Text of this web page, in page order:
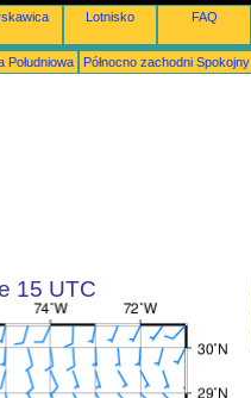
Lotnisko FAQ
Południowa Północno zachodni Spokojny
15 UTC